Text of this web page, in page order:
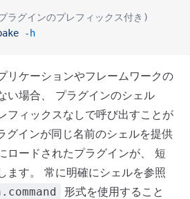
グインのプレフィックス付き)
-h
リケーションやフレームワークの
い場合、 プラグインのシェル
フィックスなしで呼び出すことが
グインが同じ名前のシェルを提供
ロードされたプラグインが、 短
ます。 常に明確にシェルを参照
形式を使用すること